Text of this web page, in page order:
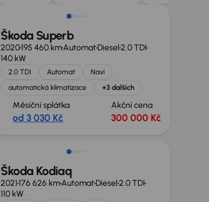
Škoda Superb
2020195 460 kmAutomatDiesel2.0 TDI
140 kW
2.0 TDI Automat
Navi
automatická klimatizace
+3 dalších
Měsíční splátka
od 3 030 Kč
Akční cena
300 000 Kč
Nově v nabídce
Škoda Kodiaq
2021176 626 kmAutomatDiesel2.0 TDI
110 kW